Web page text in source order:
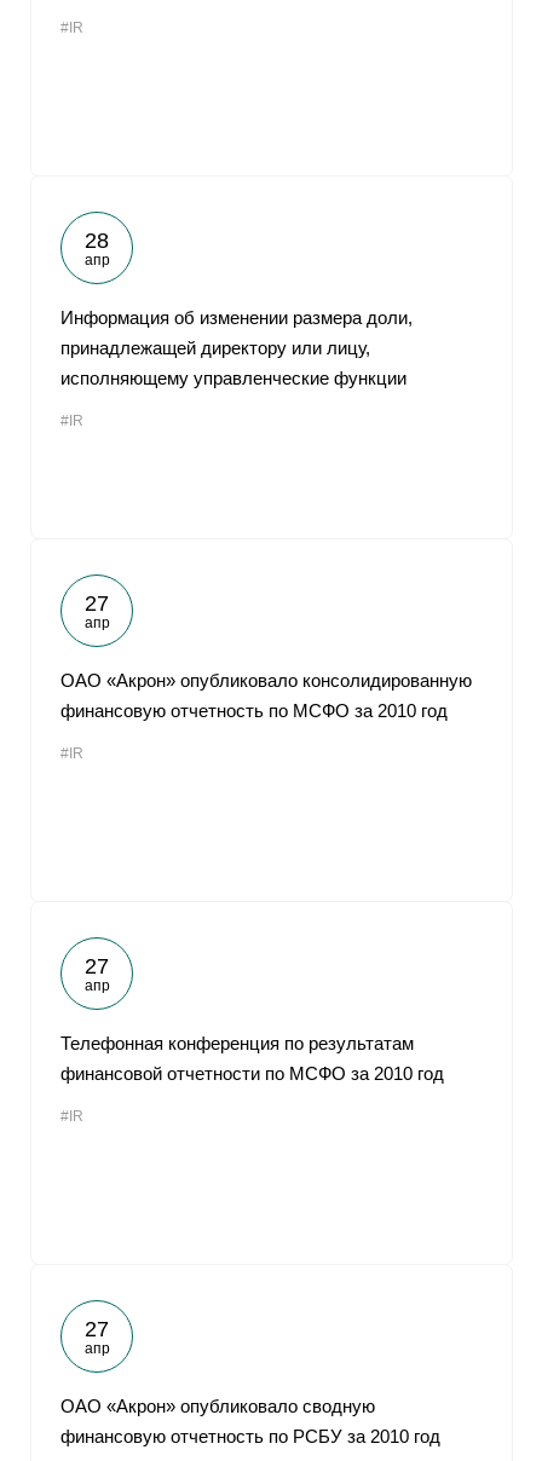
#IR
28
апр
Информация об изменении размера доли,
принадлежащей директору или лицу,
исполняющему управленческие функции
#IR
27
апр
ОАО «Акрон» опубликовало консолидированную
финансовую отчетность по МСФО за 2010 год
#IR
27
апр
Телефонная конференция по результатам
финансовой отчетности по МСФО за 2010 год
#IR
27
апр
ОАО «Акрон» опубликовало сводную
финансовую отчетность по РСБУ за 2010 год